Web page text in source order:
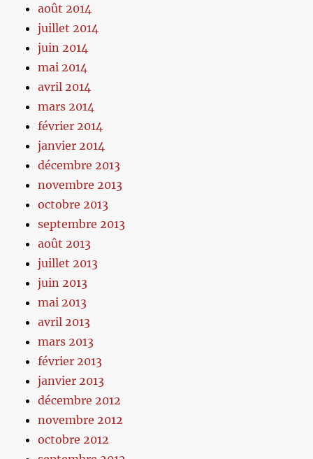
août 2014
juillet 2014
juin 2014
mai 2014
avril 2014
mars 2014
février 2014
janvier 2014
décembre 2013
novembre 2013
octobre 2013
septembre 2013
août 2013
juillet 2013
juin 2013
mai 2013
avril 2013
mars 2013
février 2013
janvier 2013
décembre 2012
novembre 2012
octobre 2012